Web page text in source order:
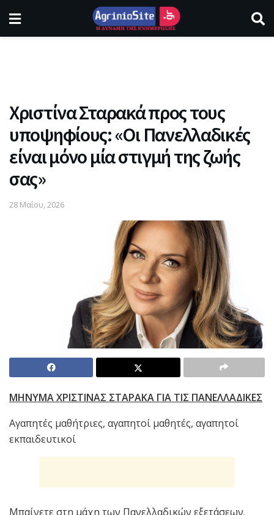
Χριστίνα Σταρακά προς τους
υποψηφίους: «Οι Πανελλαδικές
είναι μόνο μία στιγμή της ζωής
σας»
28 Μαΐου, 2026
ΜΗΝΥΜΑ ΧΡΙΣΤΙΝΑΣ ΣΤΑΡΑΚΑ ΓΙΑ ΤΙΣ ΠΑΝΕΛΛΑΔΙΚΕΣ
Αγαπητές μαθήτριες, αγαπητοί μαθητές, αγαπητοί
εκπαιδευτικοί
Μπαίνετε στη μάχη των Πανελλαδικών εξετάσεων.